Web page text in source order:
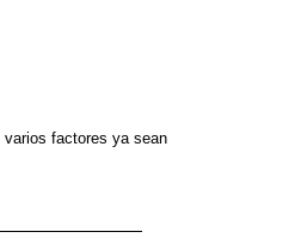
varios factores ya sean